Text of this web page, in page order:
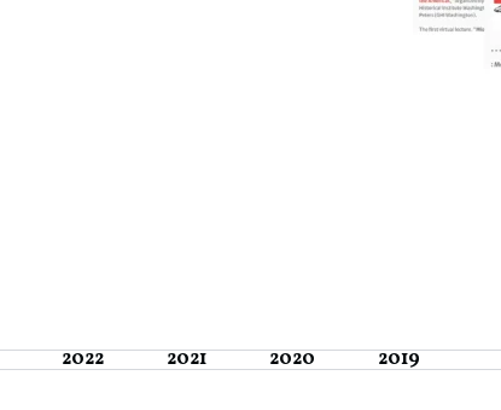
2022 2021 2020 2019